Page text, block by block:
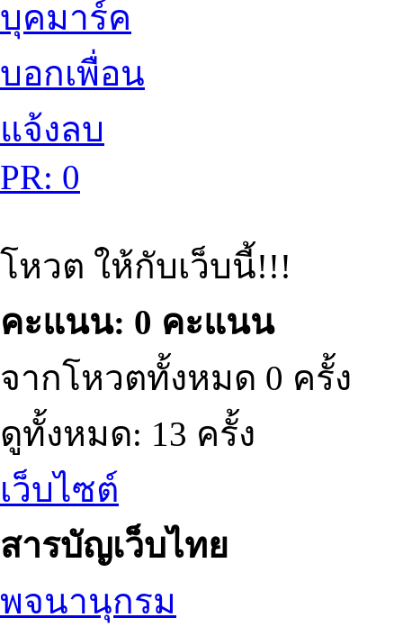
บุคมาร์ค
บอกเพื่อน
แจ้งลบ
PR: 0
โหวต ให้กับเว็บนี้!!!
คะแนน: 0 คะแนน
จากโหวตทั้งหมด 0 ครั้ง
ดูทั้งหมด: 13 ครั้ง
เว็บไซต์
สารบัญเว็บไทย
พจนานุกรม